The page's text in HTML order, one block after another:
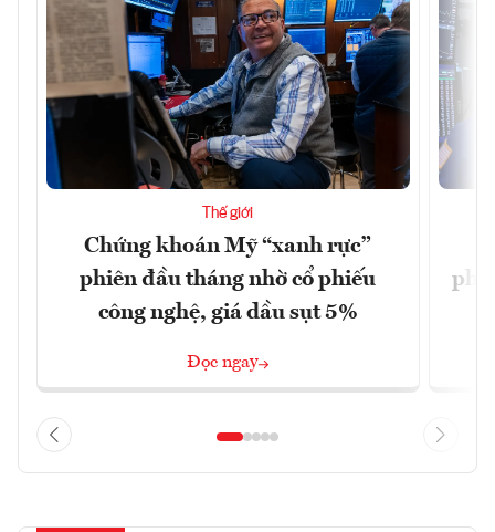
Thế giới
Chứng khoán Mỹ “xanh rực”
phiên đầu tháng nhờ cổ phiếu
công nghệ, giá dầu sụt 5%
Đọc ngay